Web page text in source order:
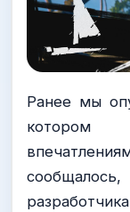
Ранее мы
котором